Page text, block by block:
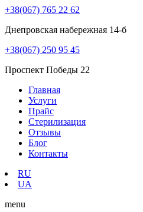
+38(067) 765 22 62
Днепровская набережная 14-б
+38(067) 250 95 45
Проспект Победы 22
Главная
Услуги
Прайс
Стерилизация
Отзывы
Блог
Контакты
RU
UA
menu